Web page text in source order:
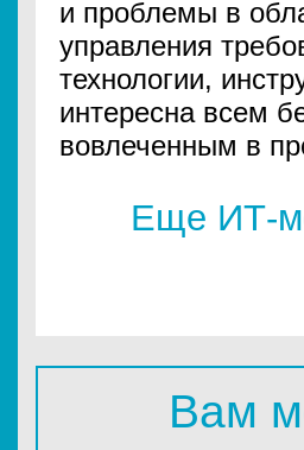
и проблемы в
управления
технологии,
интересна всем
вовлеченным в
Еще ИТ-
Вам